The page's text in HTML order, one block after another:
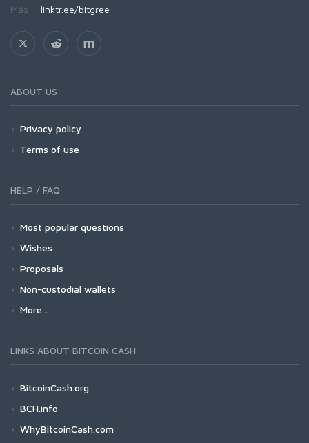
Más: linktr.ee/bitgree
ABOUT US
Privacy policy
Terms of use
HELP / FAQ
Most popular questions
Wishes
Proposals
Non-custodial wallets
More...
LINKS ABOUT BITCOIN CASH
BitcoinCash.org
BCH.info
WhyBitcoinCash.com